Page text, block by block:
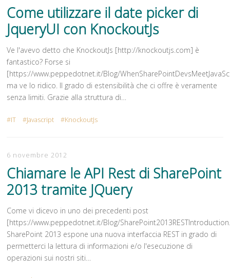
Come utilizzare il date picker di
JqueryUI con KnockoutJs
Ve l'avevo detto che KnockoutJs [http://knockoutjs.com] è
fantastico? Forse si
[https://www.peppedotnet.it/Blog/
ma ve lo ridico. Il grado di estensibilità che ci offre è veramente
senza limiti. Grazie alla struttura di…
IT Javascript KnockoutJs
6 novembre 2012
Chiamare le API Rest di SharePoint
2013 tramite JQuery
Come vi dicevo in uno dei precedenti post
[https://www.peppedotnet.it/Blog/
SharePoint 2013 espone una nuova interfaccia REST in grado di
permetterci la lettura di informazioni e/o l'esecuzione di
operazioni sui nostri siti…